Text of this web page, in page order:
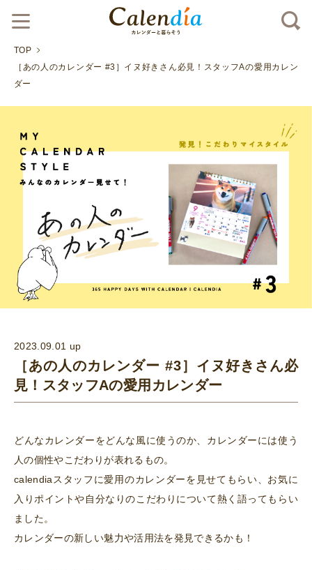
TOP
［あの人のカレンダー #3］イヌ好きさん必見！スタッフAの愛用カレン
ダー
2023.09.01 up
［あの人のカレンダー #3］イヌ好きさん必
見！スタッフAの愛用カレンダー
どんなカレンダーをどんな風に使うのか、カレンダーには使う
人の個性やこだわりが表れるもの。
calendiaスタッフに愛用のカレンダーを見せてもらい、お気に
入りポイントや自分なりのこだわりについて熱く語ってもらい
ました。
カレンダーの新しい魅力や活用法を発見できるかも！